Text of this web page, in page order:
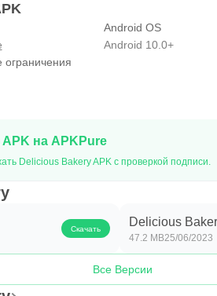
Android OS
Android 10.0+
ограничения
на APKPure
Delicious Bakery APK с проверкой подписи.
Скачать Delicious
47.2 MB25/06/2023
Все Версии